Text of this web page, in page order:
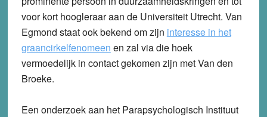
voor kort hoogleraar aan de Universiteit Utrecht. Van
Egmond staat ook bekend om zijn interesse in het
graancirkelfenomeen en zal via die hoek
vermoedelijk in contact gekomen zijn met Van den
Broeke.
Een onderzoek aan het Parapsychologisch Instituut